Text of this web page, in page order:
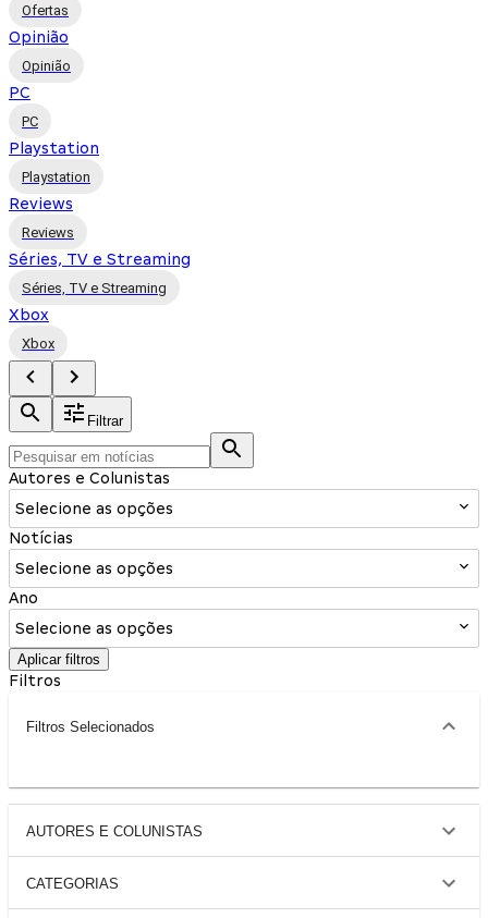
Ofertas
Opinião
Opinião
PC
PC
Playstation
Playstation
Reviews
Reviews
Séries, TV e Streaming
Séries, TV e Streaming
Xbox
Xbox
Filtrar
Autores e Colunistas
Selecione as opções
Notícias
Selecione as opções
Ano
Selecione as opções
Aplicar filtros
Filtros
Filtros Selecionados
AUTORES E COLUNISTAS
CATEGORIAS